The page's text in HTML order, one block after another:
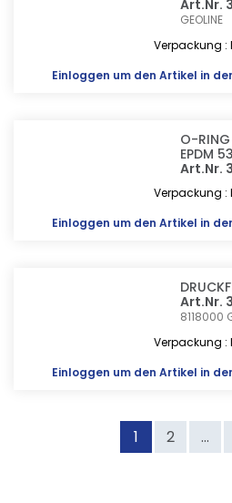
Art.Nr.
GEOLINE
Verpackung :
Einloggen um den Artikel in
O-RING
EPDM
Art.Nr.
Verpackung :
Einloggen um den Artikel in
Art.Nr.
8118000
Verpackung :
Einloggen um den Artikel in
1 2 ...